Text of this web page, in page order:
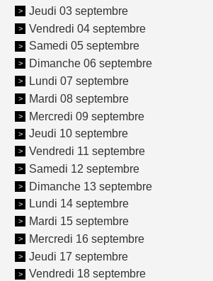
Jeudi 03 septembre
Vendredi 04 septembre
Samedi 05 septembre
Dimanche 06 septembre
Lundi 07 septembre
Mardi 08 septembre
Mercredi 09 septembre
Jeudi 10 septembre
Vendredi 11 septembre
Samedi 12 septembre
Dimanche 13 septembre
Lundi 14 septembre
Mardi 15 septembre
Mercredi 16 septembre
Jeudi 17 septembre
Vendredi 18 septembre